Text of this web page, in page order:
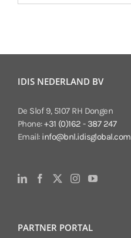
IDIS NEDERLAND BV
De Slof 9, 5107 RH Dongen
Phone:+31 (0)162 - 387 247
Email: info@bnl.idisglobal.com
PARTNER PORTAL